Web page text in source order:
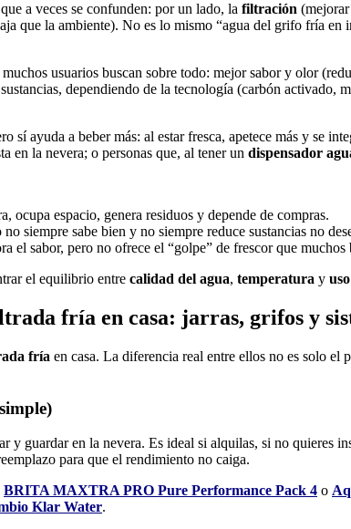
a veces se confunden: por un lado, la filtración
que la ambiente). No es lo mismo “agua del grifo fría
usuarios buscan sobre todo: mejor sabor y olor
dependiendo de la tecnología (carbón
sí ayuda a beber más: al estar fresca, apetece más y se
en la nevera; o personas que, al tener un dispensador
ocupa espacio, genera residuos y depende de compras.
siempre sabe bien y no siempre reduce sustancias no
el sabor, pero no ofrece el “golpe” de frescor que muchos
el equilibrio entre calidad del agua, temperatura y
fría en casa: jarras, grifos y
fría en casa. La diferencia real entre ellos no es solo el
y guardar en la nevera. Es ideal si alquilas, si no quieres
para que el rendimiento no caiga.
BRITA MAXTRA PRO Pure Performance Pack 4 o
Klar Water.